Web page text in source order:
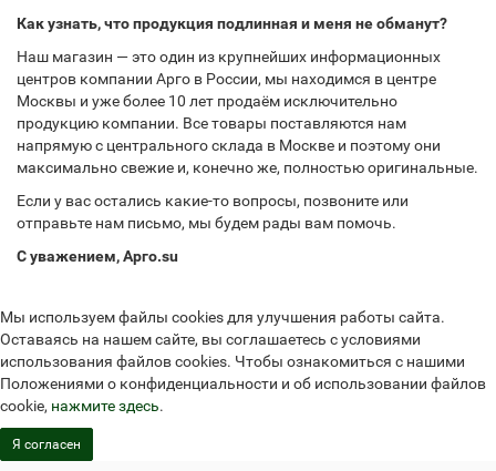
Как узнать, что продукция подлинная и меня не обманут?
Наш магазин — это один из крупнейших информационных
центров компании Арго в России, мы находимся в центре
Москвы и уже более 10 лет продаём исключительно
продукцию компании. Все товары поставляются нам
напрямую с центрального склада в Москве и поэтому они
максимально свежие и, конечно же, полностью оригинальные.
Если у вас остались какие-то вопросы, позвоните или
отправьте нам письмо, мы будем рады вам помочь.
С уважением, Арго.su
Мы используем файлы cookies для улучшения работы сайта.
Оставаясь на нашем сайте, вы соглашаетесь с условиями
использования файлов cookies. Чтобы ознакомиться с нашими
Положениями о конфиденциальности и об использовании файлов
cookie, нажмите здесь.
Я согласен